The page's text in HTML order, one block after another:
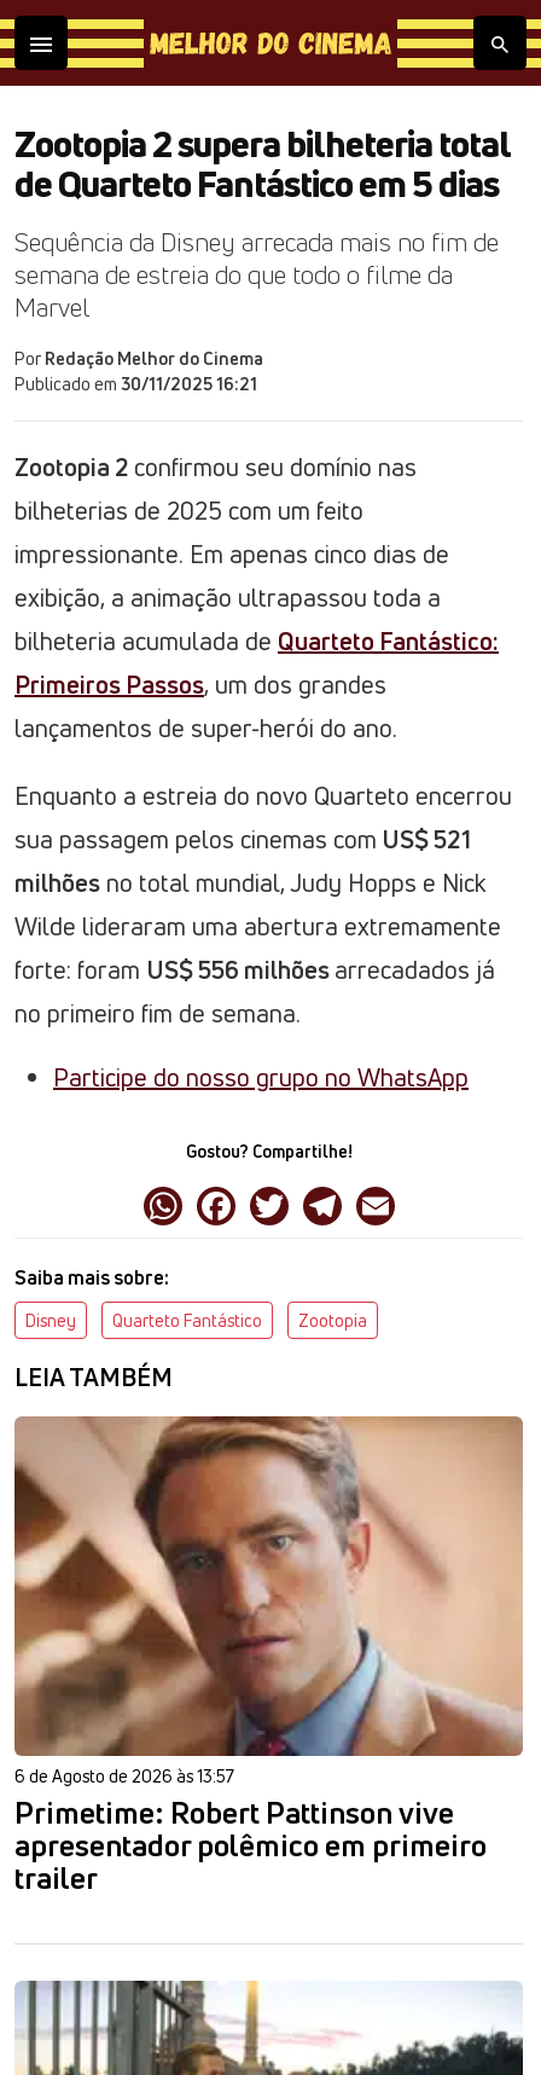
Zootopia 2 supera bilheteria total
de Quarteto Fantástico em 5 dias
Sequência da Disney arrecada mais no fim de
semana de estreia do que todo o filme da
Marvel
Por Redação Melhor do Cinema
Publicado em 30/11/2025 16:21
Zootopia 2 confirmou seu domínio nas
bilheterias de 2025 com um feito
impressionante. Em apenas cinco dias de
exibição, a animação ultrapassou toda a
bilheteria acumulada de Quarteto Fantástico:
Primeiros Passos, um dos grandes
lançamentos de super-herói do ano.
Enquanto a estreia do novo Quarteto encerrou
sua passagem pelos cinemas com US$ 521
milhões no total mundial, Judy Hopps e Nick
Wilde lideraram uma abertura extremamente
forte: foram US$ 556 milhõesarrecadados já
no primeiro fim de semana.
Participe do nosso grupo no WhatsApp
Gostou? Compartilhe!
Saiba mais sobre:
Disney Quarteto Fantástico Zootopia
LEIA TAMBÉM
6 de Agosto de 2026 às 13:57
Primetime: Robert Pattinson vive
apresentador polêmico em primeiro
trailer